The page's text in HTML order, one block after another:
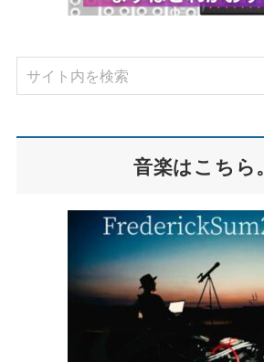
音楽はこちら。